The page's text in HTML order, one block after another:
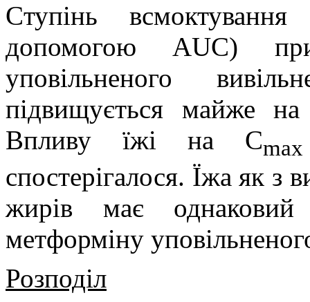
Cтупінь
допомогою AUC) при
уповільненого
підвищується майже
Впливу їжі на Cmax
спостерігалося. Їжа як з
жирів має однаковий
метформіну
Розподіл